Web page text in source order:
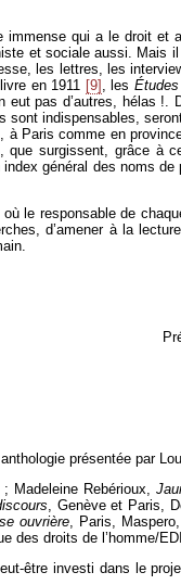
qui a le droit et
et sociale aussi. Mais
les lettres, les
en 1911 [9] , les
pas d’autres, hélas
sont indispensables,
Paris comme en
surgissent, grâce à
général des noms
le responsable de
d’amener à la
présentée par
Madeleine Rebérioux,
, Genève et Paris,
ouvrière, Paris,
des droits de l’homme/
être investi dans le